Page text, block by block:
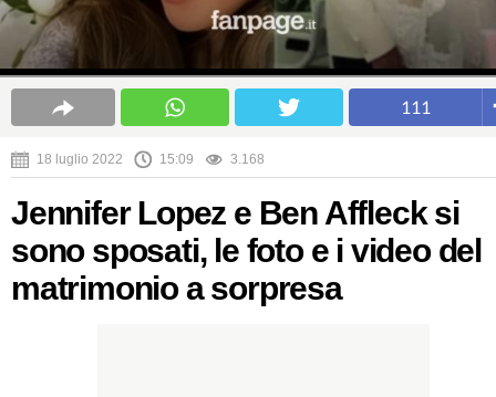
111
18 luglio 2022 15:09 3.168
Jennifer Lopez e Ben Affleck si
sono sposati, le foto e i video del
matrimonio a sorpresa